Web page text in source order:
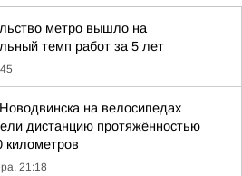
метро вышло на
темп работ за 5 лет
на велосипедах
дистанцию протяжённостью
километров
21:18